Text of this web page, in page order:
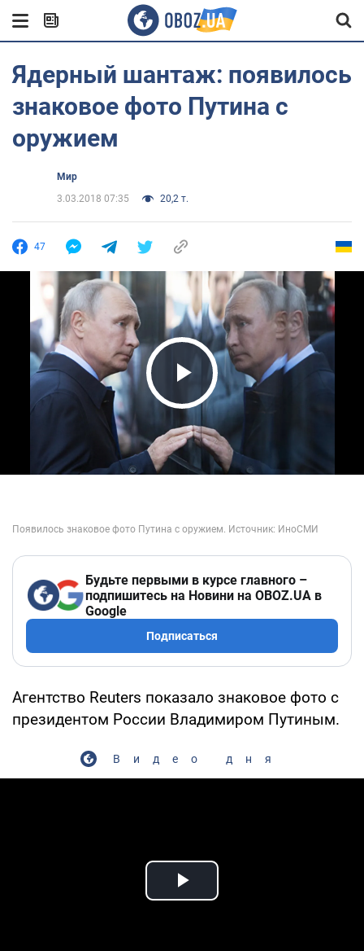
Ядерный шантаж: появилось
знаковое фото Путина с
оружием
Мир
3.03.2018 07:35
20,2 т.
47
Play Video
Будьте первыми в курсе главного –
подпишитесь на Новини на OBOZ.UA в
Google
Подписаться
Агентство Reuters показало знаковое фото с
президентом России Владимиром Путиным.
Видео дня
Play Video